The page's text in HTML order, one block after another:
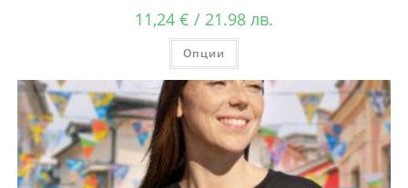
11,24 € / 21.98 лв.
Опции